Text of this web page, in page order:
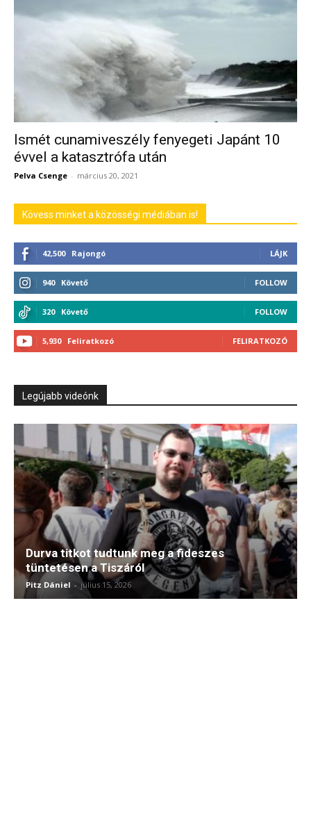
Ismét cunamiveszély fenyegeti Japánt 10
évvel a katasztrófa után
Pelva Csenge - március 20, 2021
Kövess minket a közösségi médiában is!
42,500 Rajongó LÁJK
940 Követő FOLLOW
320 Követő FOLLOW
5,930 Feliratkozó FELIRATKOZÓ
Legújabb videónk
Durva titkot tudtunk meg a fideszes
tüntetésen a Tiszáról
Pitz Dániel - július 15, 2026